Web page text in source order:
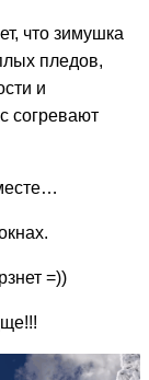
что зимушка
пледов,
и
согревают
=))